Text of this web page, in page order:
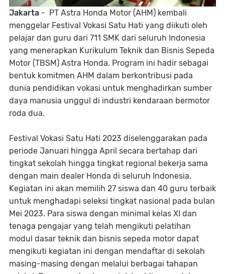
Jakarta - PT Astra Honda Motor (AHM) kembali
menggelar Festival Vokasi Satu Hati yang diikuti oleh
pelajar dan guru dari 711 SMK dari seluruh Indonesia
yang menerapkan Kurikulum Teknik dan Bisnis Sepeda
Motor (TBSM) Astra Honda. Program ini hadir sebagai
bentuk komitmen AHM dalam berkontribusi pada
dunia pendidikan vokasi untuk menghadirkan sumber
daya manusia unggul di industri kendaraan bermotor
roda dua.
Festival Vokasi Satu Hati 2023 diselenggarakan pada
periode Januari hingga April secara bertahap dari
tingkat sekolah hingga tingkat regional bekerja sama
dengan main dealer Honda di seluruh Indonesia.
Kegiatan ini akan memilih 27 siswa dan 40 guru terbaik
untuk menghadapi seleksi tingkat nasional pada bulan
Mei 2023. Para siswa dengan minimal kelas XI dan
tenaga pengajar yang telah mengikuti pelatihan
modul dasar teknik dan bisnis sepeda motor dapat
mengikuti kegiatan ini dengan mendaftar di sekolah
masing-masing dengan melalui berbagai tahapan